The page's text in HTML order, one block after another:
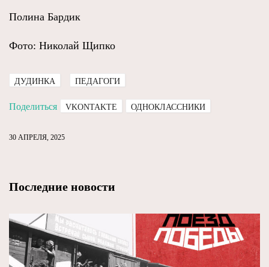
Полина Бардик
Фото: Николай Щипко
ДУДИНКА ПЕДАГОГИ
Поделиться VKONTAKTE ОДНОКЛАССНИКИ
30 АПРЕЛЯ, 2025
Последние новости